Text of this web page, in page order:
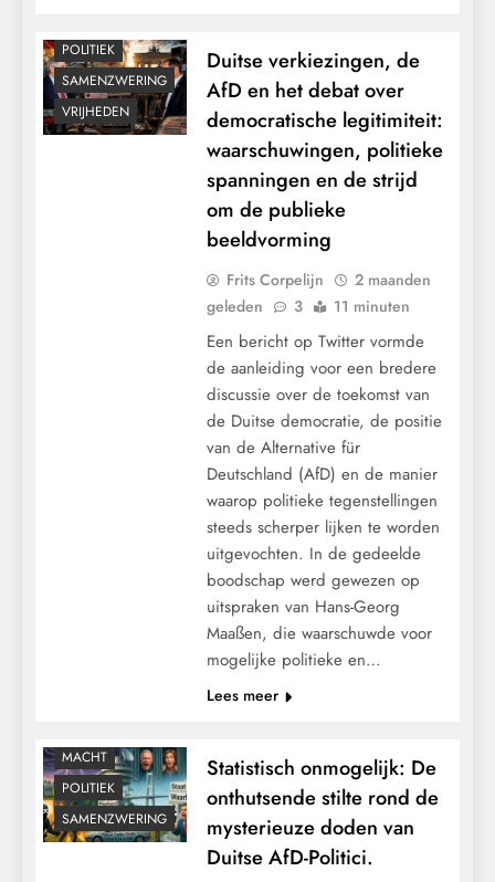
POLITIEK
SAMENZWERING
VRIJHEDEN
Duitse verkiezingen, de
AfD en het debat over
democratische legitimiteit:
waarschuwingen, politieke
spanningen en de strijd
om de publieke
beeldvorming
Frits Corpelijn
2 maanden
geleden
3 11 minuten
Een bericht op Twitter vormde
de aanleiding voor een bredere
discussie over de toekomst van
de Duitse democratie, de positie
van de Alternative für
Deutschland (AfD) en de manier
waarop politieke tegenstellingen
steeds scherper lijken te worden
uitgevochten. In de gedeelde
boodschap werd gewezen op
uitspraken van Hans-Georg
Maaßen, die waarschuwde voor
mogelijke politieke en…
Lees meer
MACHT
POLITIEK
SAMENZWERING
Statistisch onmogelijk: De
onthutsende stilte rond de
mysterieuze doden van
Duitse AfD-Politici.